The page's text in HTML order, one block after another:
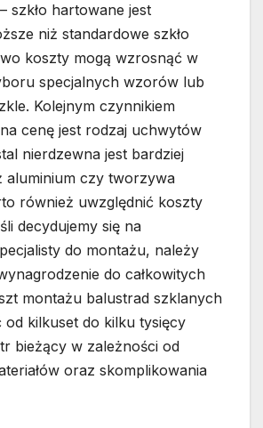
szkło hartowane jest
niż standardowe szkło
koszty mogą wzrosnąć w
specjalnych wzorów lub
Kolejnym czynnikiem
cenę jest rodzaj uchwytów
nierdzewna jest bardziej
aluminium czy tworzywa
również uwzględnić koszty
decydujemy się na
do montażu, należy
do całkowitych
montażu balustrad szklanych
od kilkuset do kilku tysięcy
bieżący w zależności od
oraz skomplikowania